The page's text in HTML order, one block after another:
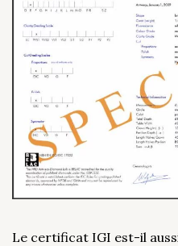
Le certificat IGI est-il